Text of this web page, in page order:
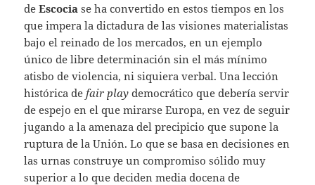
deEscocia se ha convertido en estos tiempos en los
que impera la dictadura de las visiones materialistas
bajo el reinado de los mercados, en un ejemplo
único de libre determinación sin el más mínimo
atisbo de violencia, ni siquiera verbal. Una lección
histórica de fair play democrático que debería servir
de espejo en el que mirarse Europa, en vez de seguir
jugando a la amenaza del precipicio que supone la
ruptura de la Unión. Lo que se basa en decisiones en
las urnas construye un compromiso sólido muy
superior a lo que deciden media docena de